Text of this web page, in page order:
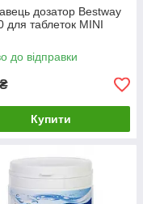
дозатор Bestway
для таблеток MINI
до відправки
₴
Купити